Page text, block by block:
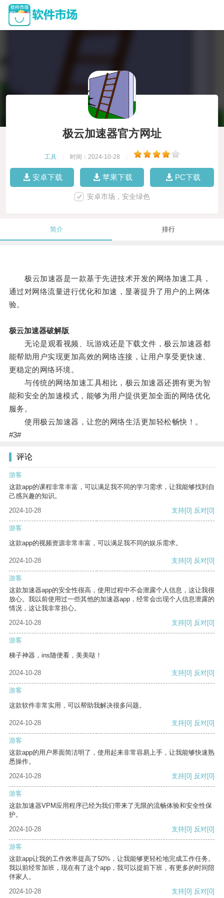
极云加速器官方网址
工具 时间：2024-10-28
安卓下载 苹果下载 PC下载
安卓市场，安全绿色
简介 排行
极云加速器是一款基于先进技术开发的网络加速工具，
通过对网络流量进行优化和加速，显著提升了用户的上网体
验。
极云加速器破解版
无论是观看视频、玩游戏还是下载文件，极云加速器都
能帮助用户实现更加高效的网络连接，让用户享受更快速、
更稳定的网络环境。
与传统的网络加速工具相比，极云加速器还拥有更为智
能和安全的加速模式，能够为用户提供更加全面的网络优化
服务。
使用极云加速器，让您的网络生活更加轻松畅快！。
#3#
评论
游客
这款app的课程非常丰富，可以满足我不同的学习需求，让我能够找到自
己感兴趣的知识。
2024-10-28
支持[0] 反对[0]
游客
这款app的视频资源非常丰富，可以满足我不同的娱乐需求。
2024-10-28 支持[0] 反对[0]
游客
这款加速器app的安全性很高，使用过程中不会泄露个人信息，这让我很
放心。我以前使用过一些其他的加速器app，经常会出现个人信息泄露的
情况，这让我非常担心。
2024-10-28
支持[0] 反对[0]
游客
梯子神器，ins随便看，美美哒！
2024-10-28 支持[0] 反对[0]
游客
这款软件非常实用，可以帮助我解决很多问题。
2024-10-28 支持[0] 反对[0]
游客
这款app的用户界面简洁明了，使用起来非常容易上手，让我能够快速熟
悉操作。
2024-10-28
支持[0] 反对[0]
游客
这款加速器VPM应用程序已经为我们带来了无限的流畅体验和安全性保
护。
2024-10-28
支持[0] 反对[0]
游客
这款app让我的工作效率提高了50%，让我能够更轻松地完成工作任务。
我以前经常加班，现在有了这个app，我可以提前下班，有更多的时间陪
伴家人。
2024-10-28
支持[0] 反对[0]